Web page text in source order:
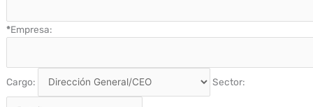
*Empresa:
Cargo: Sector: